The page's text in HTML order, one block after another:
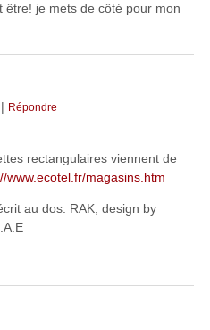
être! je mets de côté pour mon
| Répondre
rectangulaires viennent de
www.ecotel.fr/magasins.htm
au dos: RAK, design by